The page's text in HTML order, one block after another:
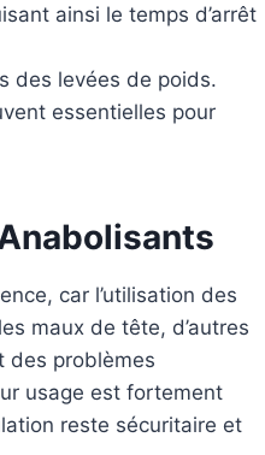
ainsi le temps d’arrêt
des levées de poids.
essentielles pour
car l’utilisation des
maux de tête, d’autres
des problèmes
usage est fortement
reste sécuritaire et